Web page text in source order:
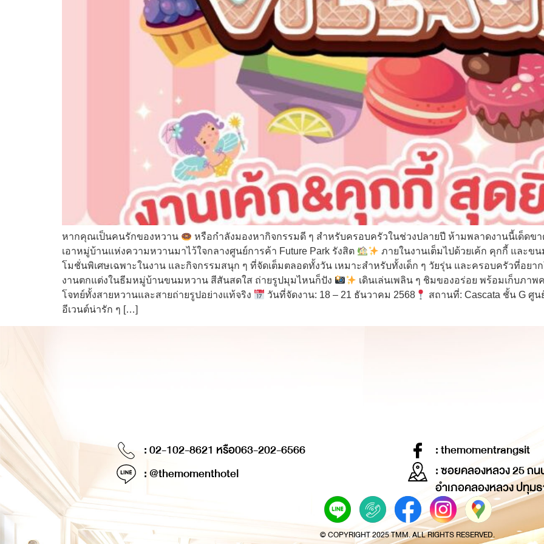
หากคุณเป็นคนรักของหวาน
หรือกำลังมองหากิจกรรมดี ๆ สำหรับครอบครัวในช่วงปลายปี ห้ามพลาดงานนี้เด็ดข
เอาหมู่บ้านแห่งความหวานมาไว้ใจกลางศูนย์การค้า Future Park รังสิต
ภายในงานเต็มไปด้วยเค้ก คุกกี้ และ
โมชั่นพิเศษเฉพาะในงาน และกิจกรรมสนุก ๆ ที่จัดเต็มตลอดทั้งวัน เหมาะสำหรับทั้งเด็ก ๆ วัยรุ่น และครอบครัวที่อย
งานตกแต่งในธีมหมู่บ้านขนมหวาน สีสันสดใส ถ่ายรูปมุมไหนก็ปัง
เดินเล่นเพลิน ๆ ชิมของอร่อย พร้อมเก็บภา
โจทย์ทั้งสายหวานและสายถ่ายรูปอย่างแท้จริง
วันที่จัดงาน: 18 – 21 ธันวาคม 2568
สถานที่: Cascata ชั้น G ศูน
อีเวนต์น่ารัก ๆ […]
: 02-102-8621 หรือ063-202-6566
: @themomenthotel
: themomentrangsit
: ซอยคลองหลวง 25 ถ
อำเภอคลองหลวง ปทุม
© COPYRIGHT 2025 TMM. ALL RIGHTS RESERVED.